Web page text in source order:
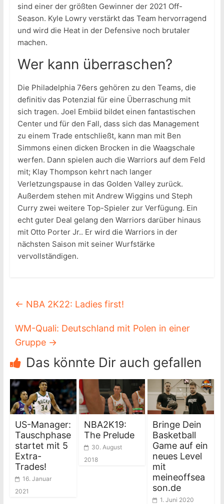
sind einer der größten Gewinner der 2021 Off-
Season. Kyle Lowry verstärkt das Team hervorragend
und wird die Heat in der Defensive noch brutaler
machen.
Wer kann überraschen?
Die Philadelphia 76ers gehören zu den Teams, die
definitiv das Potenzial für eine Überraschung mit
sich tragen. Joel Embiid bildet einen fantastischen
Center und für den Fall, dass sich das Management
zu einem Trade entschließt, kann man mit Ben
Simmons einen dicken Brocken in die Waagschale
werfen. Dann spielen auch die Warriors auf dem Feld
mit; Klay Thompson kehrt nach langer
Verletzungspause in das Golden Valley zurück.
Außerdem stehen mit Andrew Wiggins und Steph
Curry zwei weitere Top-Spieler zur Verfügung. Ein
echt guter Deal gelang den Warriors darüber hinaus
mit Otto Porter Jr.. Er wird die Warriors in der
nächsten Saison mit seiner Wurfstärke
vervollständigen.
← NBA 2K22: Ladies first!
WM-Quali: Deutschland mit Polen in einer
Gruppe →
Das könnte Dir auch gefallen
US-Manager:
Tauschphase
startet mit 5
Extra-
Trades!
16. Januar
2021
NBA2K19:
The Prelude
30. August
2018
Bringe Dein
Basketball
Game auf ein
neues Level
mit
meineoffsea
son.de
1. Juni 2020